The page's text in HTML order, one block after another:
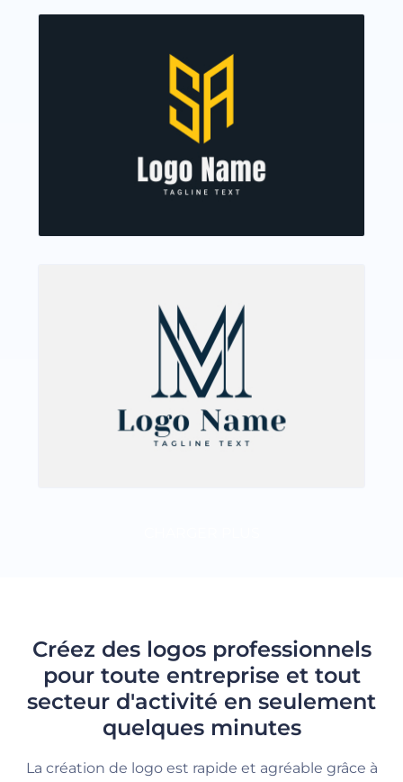
Créez des logos professionnels
pour toute entreprise et tout
secteur d'activité en seulement
quelques minutes
La création de logo est rapide et agréable grâce à